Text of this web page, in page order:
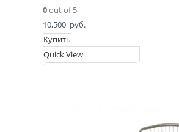
0out of 5
10,500 руб.
Купить
Quick View